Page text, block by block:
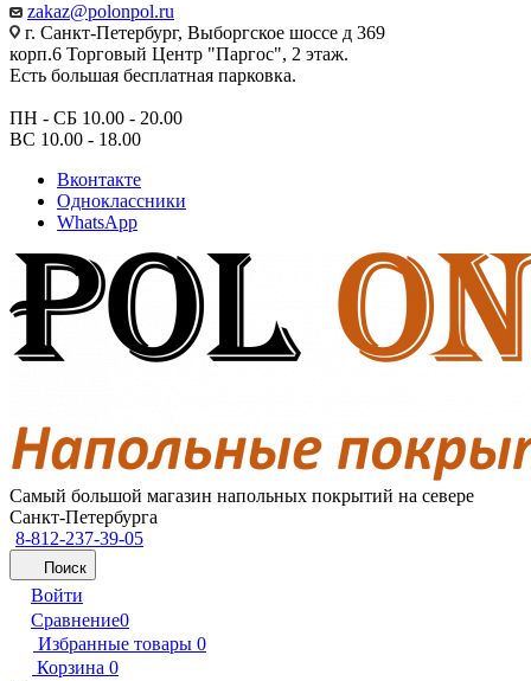
zakaz@polonpol.ru
г. Санкт-Петербург, Выборгское шоссе д 369
корп.6 Торговый Центр "Паргос", 2 этаж.
Есть большая бесплатная парковка.
ПН - СБ 10.00 - 20.00
ВС 10.00 - 18.00
Вконтакте
Одноклассники
WhatsApp
Самый большой магазин напольных покрытий на севере
Санкт-Петербурга
8-812-237-39-05
Поиск
Войти
Сравнение0
Избранные товары 0
Корзина 0